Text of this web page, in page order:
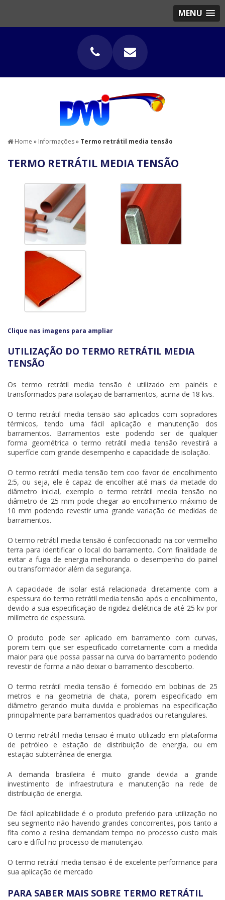
MENU
Home » Informações» Termo retrátil media tensão
TERMO RETRÁTIL MEDIA TENSÃO
Clique nas imagens para ampliar
UTILIZAÇÃO DO TERMO RETRÁTIL MEDIA
TENSÃO
Ostermo retrátil media tensão é utilizado em painéis e
transformados para isolação de barramentos, acima de 18 kvs.
Otermo retrátil media tensão são aplicados com sopradores
térmicos, tendo uma fácil aplicação e manutenção dos
barramentos. Barramentos este podendo ser de qualquer
forma geométrica otermo retrátil media tensão revestirá a
superfície com grande desempenho e capacidade de isolação.
Otermo retrátil media tensão tem coo favor de encolhimento
2:5, ou seja, ele é capaz de encolher até mais da metade do
diâmetro inicial, exemplo otermo retrátil media tensão no
diâmetro de 25 mm pode chegar ao encolhimento máximo de
10 mm podendo revestir uma grande variação de medidas de
barramentos.
Otermo retrátil media tensão é confeccionado na cor vermelho
terra para identificar o local do barramento. Com finalidade de
evitar a fuga de energia melhorando o desempenho do painel
ou transformador além da segurança.
A capacidade de isolar está relacionada diretamente com a
espessura dotermo retrátil media tensão após o encolhimento,
devido a sua especificação de rigidez dielétrica de até 25 kv por
milímetro de espessura.
O produto pode ser aplicado em barramento com curvas,
porem tem que ser especificado corretamente com a medida
maior para que possa passar na curva do barramento podendo
revestir de forma a não deixar o barramento descoberto.
Otermo retrátil media tensão é fornecido em bobinas de 25
metros e na geometria de chata, porem especificado em
diâmetro gerando muita duvida e problemas na especificação
principalmente para barramentos quadrados ou retangulares.
Otermo retrátil media tensão é muito utilizado em plataforma
de petróleo e estação de distribuição de energia, ou em
estação subterrânea de energia.
A demanda brasileira é muito grande devida a grande
investimento de infraestrutura e manutenção na rede de
distribuição de energia.
De fácil aplicabilidade é o produto preferido para utilização no
seu segmento não havendo grandes concorrentes, pois tanto a
fita como a resina demandam tempo no processo custo mais
caro e difícil no processo de manutenção.
Otermo retrátil media tensão é de excelente performance para
sua aplicação de mercado
PARA SABER MAIS SOBRE TERMO RETRÁTIL